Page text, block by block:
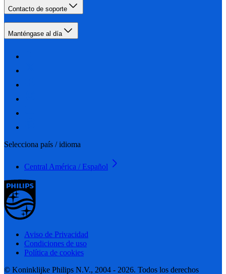
Contacto de soporte
Manténgase al día
Selecciona país / idioma
Central América / Español
Aviso de Privacidad
Condiciones de uso
Política de cookies
© Koninklijke Philips N.V., 2004 - 2026. Todos los derechos